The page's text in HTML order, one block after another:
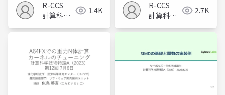
R-CCS
計算科学
1.4K
R-CCS
計算科学
2.7K